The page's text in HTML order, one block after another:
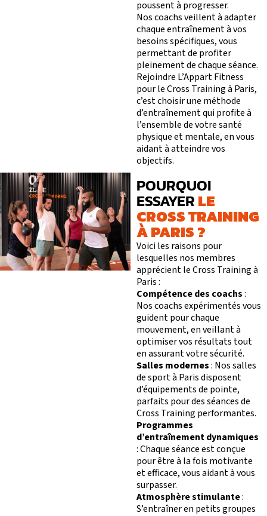
SMALL GROUP
COACHING
DEVENIR FRANCHISÉ L’APPART FITNESS
poussent à progresser.
Nos coachs veillent à adapter
chaque entraînement à vos
besoins spécifiques, vous
permettant de profiter
pleinement de chaque séance.
Rejoindre L’Appart Fitness
pour le Cross Training à Paris,
c’est choisir une méthode
d’entraînement qui profite à
l’ensemble de votre santé
physique et mentale, en vous
aidant à atteindre vos
objectifs.
POURQUOI
ESSAYER LE
CROSS TRAINING
À PARIS ?
Voici les raisons pour
lesquelles nos membres
apprécient le Cross Training à
Paris :
Compétence des coachs:
Nos coachs expérimentés vous
guident pour chaque
mouvement, en veillant à
optimiser vos résultats tout
en assurant votre sécurité.
Salles modernes: Nos salles
de sport à Paris disposent
d’équipements de pointe,
parfaits pour des séances de
Cross Training performantes.
Programmes
d’entraînement dynamiques
: Chaque séance est conçue
pour être à la fois motivante
et efficace, vous aidant à vous
surpasser.
Atmosphère stimulante:
S’entraîner en petits groupes